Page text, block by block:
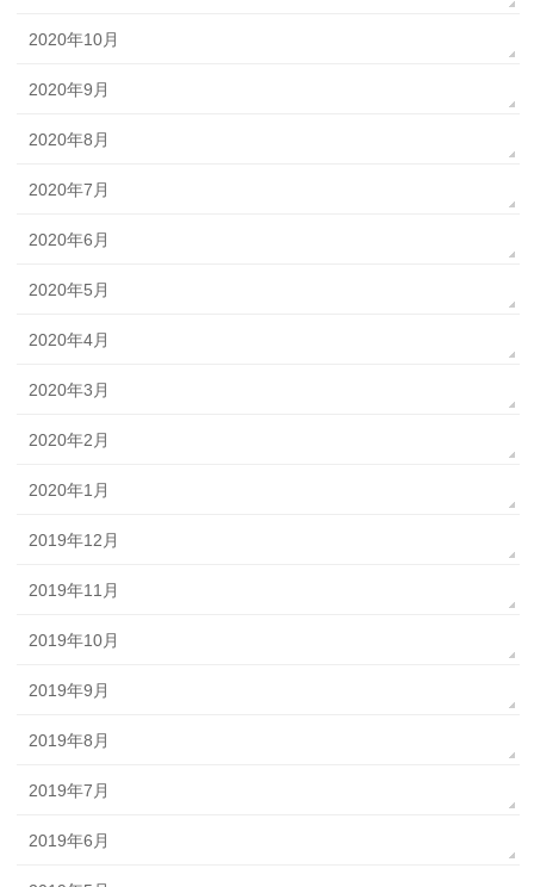
2020年10月
2020年9月
2020年8月
2020年7月
2020年6月
2020年5月
2020年4月
2020年3月
2020年2月
2020年1月
2019年12月
2019年11月
2019年10月
2019年9月
2019年8月
2019年7月
2019年6月